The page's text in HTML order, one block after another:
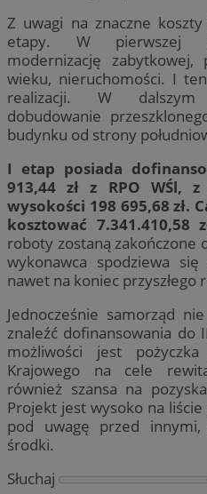
Z uwagi na znaczne
etapy. W pierwszej
modernizację zabytkowej,
wieku, nieruchomości. I
realizacji. W dalszym
dobudowanie
budynku od strony
I etap posiada
913,44 zł z RPO WŚl,
wysokości 198 695,68 zł.
kosztować 7.341.410,58
roboty zostaną zakończone
wykonawca spodziewa
nawet na koniec przyszłego
Jednocześnie samorząd
znaleźć dofinansowania do
możliwości jest
Krajowego na cele
również szansa na
Projekt jest wysoko na
pod uwagę przed
środki.
Słuchaj